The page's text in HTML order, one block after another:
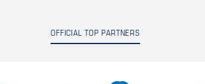
OFFICIAL TOP PARTNERS